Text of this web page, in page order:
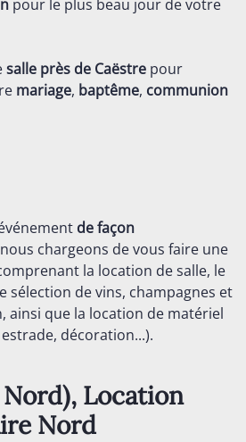
pour le plus beau jour de votre
salle près de Caëstre pour
mariage, baptême, communion
de façon
chargeons de vous faire une
la location de salle, le
sélection de vins, champagnes et
ainsi que la location de matériel
décoration...).
Nord), Location
Nord